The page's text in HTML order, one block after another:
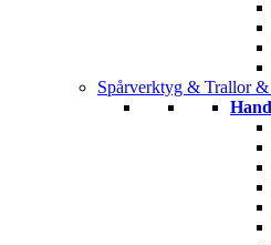
Spårverktyg & Trallor &